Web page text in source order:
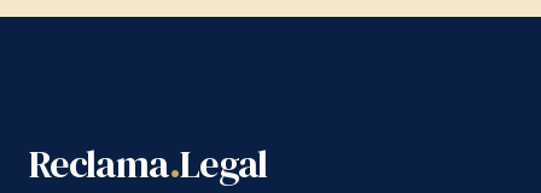
Reclama.Legal